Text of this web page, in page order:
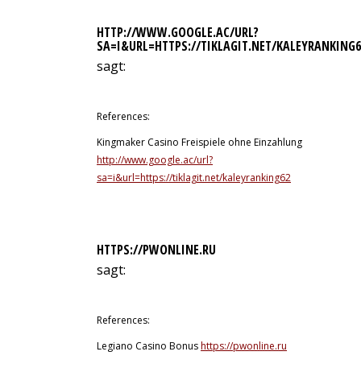
HTTP://WWW.GOOGLE.AC/URL?
SA=I&URL=HTTPS://TIKLAGIT.NET/
sagt:
References:
Kingmaker Casino Freispiele ohne Einzahlung
http://www.google.ac/url?
sa=i&url=https://tiklagit.net/kaleyranking62
HTTPS://PWONLINE.RU
sagt:
References:
Legiano Casino Bonushttps://pwonline.ru